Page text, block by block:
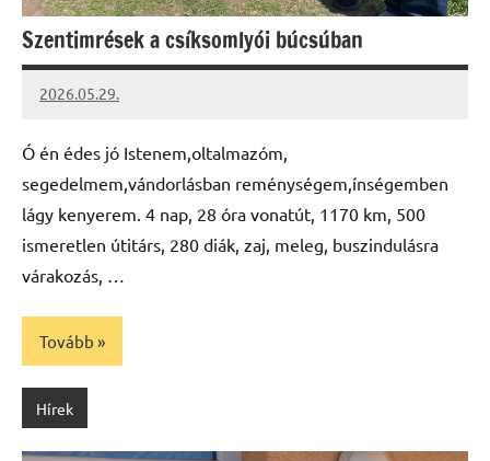
Szentimrések a csíksomlyói búcsúban
2026.05.29.
Leiszt
Ó én édes jó Istenem,oltalmazóm,
segedelmem,vándorlásban reménységem,ínségemben
lágy kenyerem. 4 nap, 28 óra vonatút, 1170 km, 500
ismeretlen útitárs, 280 diák, zaj, meleg, buszindulásra
várakozás, …
Tovább
Hírek